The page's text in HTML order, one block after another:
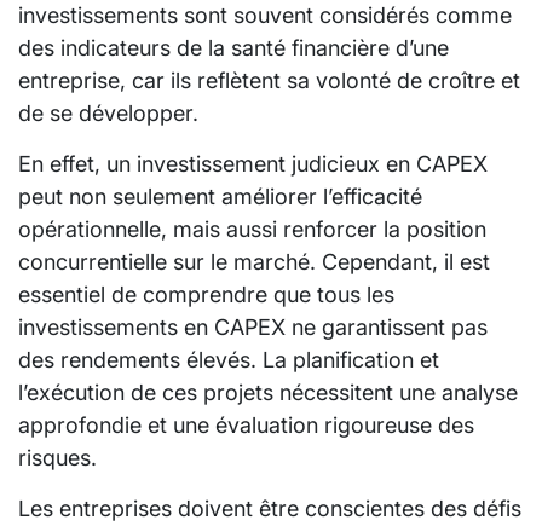
investissements sont souvent considérés comme
des indicateurs de la santé financière d’une
entreprise, car ils reflètent sa volonté de croître et
de se développer.
En effet, un investissement judicieux en CAPEX
peut non seulement améliorer l’efficacité
opérationnelle, mais aussi renforcer la position
concurrentielle sur le marché. Cependant, il est
essentiel de comprendre que tous les
investissements en CAPEX ne garantissent pas
des rendements élevés. La planification et
l’exécution de ces projets nécessitent une analyse
approfondie et une évaluation rigoureuse des
risques.
Les entreprises doivent être conscientes des défis